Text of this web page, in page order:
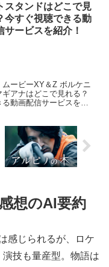
スタンドはどこで見
今すぐ視聴できる動
サービスを紹介！
ービーXY＆Z ボルケニ
アナはどこで見れる？
動画配信サービスを紹
想のAI要約
感じられるが、ロケ
技も量産型。物語は